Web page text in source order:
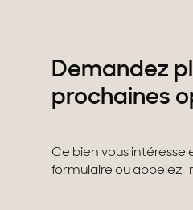
Demandez
prochaines
Ce bien vous intéresse
formulaire ou appelez-